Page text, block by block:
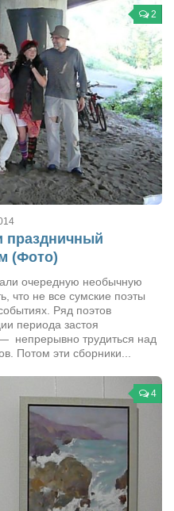
Анплеев А.Б.
отделение КП Сумская
больница №4
независимых дистрибьюторов
ресторан
— кафе
— магазин велосипедов
2
праздничный
(Фото)
очередную необычную
что не все сумские поэты
Ряд поэтов
периода застоя
непрерывно трудиться над
Потом эти сборники...
4